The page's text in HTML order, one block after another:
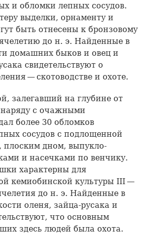
и обломки лепных сосудов.
выделки, орнаменту и
быть отнесены к бронзовому
до н. э. Найденные в
домашних быков и овец и
свидетельствуют о
— скотоводстве и охоте.
залегавший на глубине от
наряду с очажными
более 30 обломков
сосудов с подлощенной
плоским дном, выпукло-
и насечками по венчику.
характерны для
кемиобинской культуры III —
до н. э. Найденные в
оленя, зайца-русака и
что основным
здесь людей была охота.